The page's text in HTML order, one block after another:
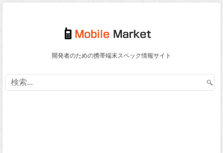
開発者のための携帯端末スペック情報サイト